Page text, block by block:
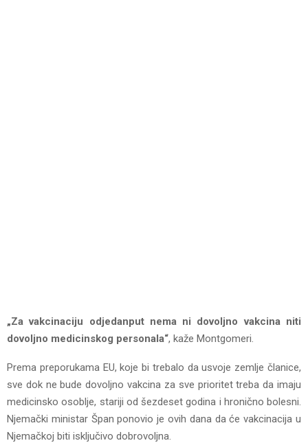
„Za vakcinaciju odjedanput nema ni dovoljno vakcina niti
dovoljno medicinskog personala“, kaže Montgomeri.
Prema preporukama EU, koje bi trebalo da usvoje zemlje članice,
sve dok ne bude dovoljno vakcina za sve prioritet treba da imaju
medicinsko osoblje, stariji od šezdeset godina i hronično bolesni.
Njemački ministar Špan ponovio je ovih dana da će vakcinacija u
Njemačkoj biti isključivo dobrovoljna.